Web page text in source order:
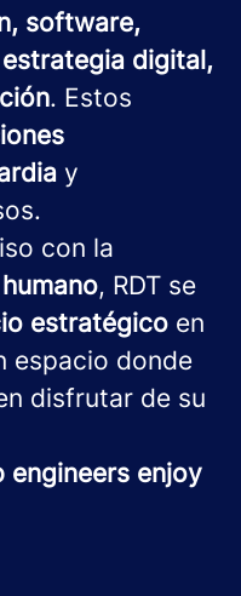
software,
digital,
. Estos
y
con la
, RDT se
estratégico en
espacio donde
disfrutar de su
engineers enjoy